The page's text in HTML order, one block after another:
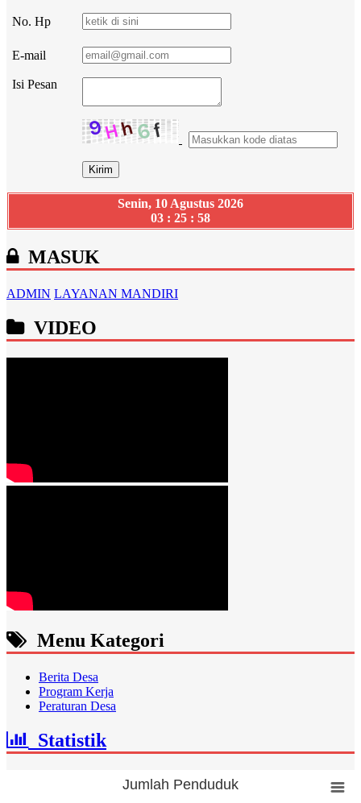
No. Hp
E-mail
Isi Pesan
Senin, 10 Agustus 2026
03 : 25 : 59
MASUK
ADMIN LAYANAN MANDIRI
VIDEO
Menu Kategori
Berita Desa
Program Kerja
Peraturan Desa
Statistik
Jumlah Penduduk